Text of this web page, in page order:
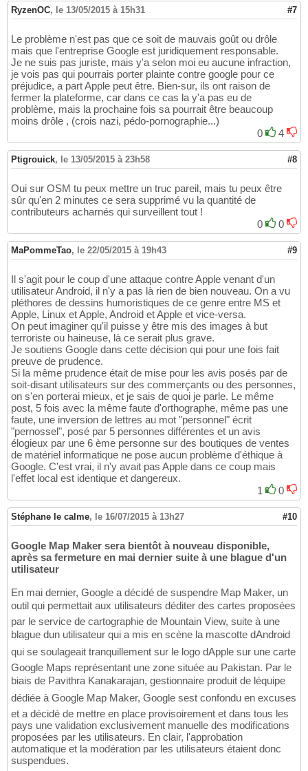
RyzenOC, le 13/05/2015 à 15h31 #7
Le problème n'est pas que ce soit de mauvais goût ou drôle
mais que l'entreprise Google est juridiquement responsable.
Je ne suis pas juriste, mais y'a selon moi eu aucune infraction,
je vois pas qui pourrais porter plainte contre google pour ce
préjudice, a part Apple peut être. Bien-sur, ils ont raison de
fermer la plateforme, car dans ce cas la y'a pas eu de
problème, mais la prochaine fois sa pourrait être beaucoup
moins drôle , (crois nazi, pédo-pornographie...)
0
4
Ptigrouick, le 13/05/2015 à 23h58 #8
Oui sur OSM tu peux mettre un truc pareil, mais tu peux être
sûr qu'en 2 minutes ce sera supprimé vu la quantité de
contributeurs acharnés qui surveillent tout !
0
0
MaPommeTao, le 22/05/2015 à 19h43 #9
Il s'agit pour le coup d'une attaque contre Apple venant d'un
utilisateur Android, il n'y a pas là rien de bien nouveau. On a vu
pléthores de dessins humoristiques de ce genre entre MS et
Apple, Linux et Apple, Android et Apple et vice-versa.
On peut imaginer qu'il puisse y être mis des images à but
terroriste ou haineuse, là ce serait plus grave.
Je soutiens Google dans cette décision qui pour une fois fait
preuve de prudence.
Si la même prudence était de mise pour les avis posés par de
soit-disant utilisateurs sur des commerçants ou des personnes,
on s'en porterai mieux, et je sais de quoi je parle. Le même
post, 5 fois avec la même faute d'orthographe, même pas une
faute, une inversion de lettres au mot "personnel" écrit
"pernossel", posé par 5 personnes différentes et un avis
élogieux par une 6 ème personne sur des boutiques de ventes
de matériel informatique ne pose aucun problème d'éthique à
Google. C'est vrai, il n'y avait pas Apple dans ce coup mais
l'effet local est identique et dangereux.
1
0
Stéphane le calme, le 16/07/2015 à 13h27 #10
Google Map Maker sera bientôt à nouveau disponible,
après sa fermeture en mai dernier suite à une blague d'un
utilisateur
En mai dernier, Google a décidé de suspendre Map Maker, un
outil qui permettait aux utilisateurs déditer des cartes proposées
par le service de cartographie de Mountain View, suite à une
blague dun utilisateur qui a mis en scène la mascotte dAndroid
qui se soulageait tranquillement sur le logo dApple sur une carte
Google Maps représentant une zone située au Pakistan. Par le
biais de Pavithra Kanakarajan, gestionnaire produit de léquipe
dédiée à Google Map Maker, Google sest confondu en excuses
et a décidé de mettre en place provisoirement et dans tous les
pays une validation exclusivement manuelle des modifications
proposées par les utilisateurs. En clair, l'approbation
automatique et la modération par les utilisateurs étaient donc
suspendues.